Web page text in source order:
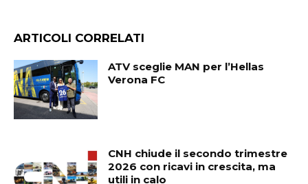
ARTICOLI CORRELATI
ATV sceglie MAN per l’Hellas
Verona FC
CNH chiude il secondo trimestre
2026 con ricavi in crescita, ma
utili in calo